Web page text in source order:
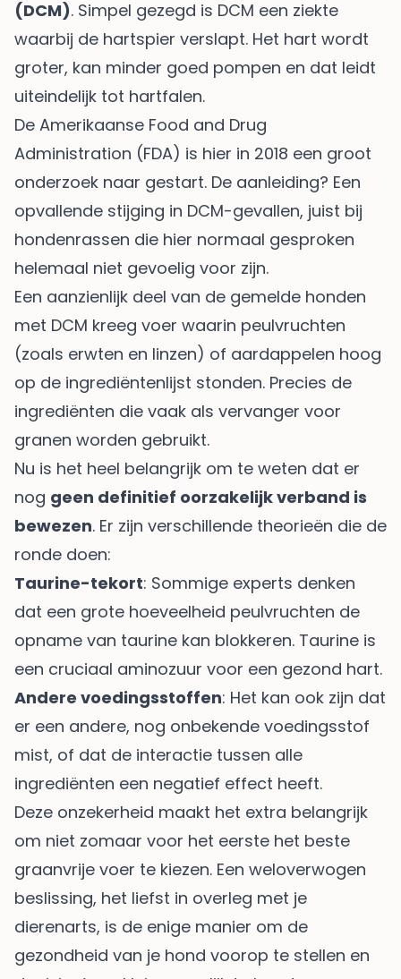
(DCM). Simpel gezegd is DCM een ziekte
waarbij de hartspier verslapt. Het hart wordt
groter, kan minder goed pompen en dat leidt
uiteindelijk tot hartfalen.
De Amerikaanse Food and Drug
Administration (FDA) is hier in 2018 een groot
onderzoek naar gestart. De aanleiding? Een
opvallende stijging in DCM-gevallen, juist bij
hondenrassen die hier normaal gesproken
helemaal niet gevoelig voor zijn.
Een aanzienlijk deel van de gemelde honden
met DCM kreeg voer waarin peulvruchten
(zoals erwten en linzen) of aardappelen hoog
op de ingrediëntenlijst stonden. Precies de
ingrediënten die vaak als vervanger voor
granen worden gebruikt.
Nu is het heel belangrijk om te weten dat er
nog geen definitief oorzakelijk verband is
bewezen. Er zijn verschillende theorieën die de
ronde doen:
Taurine-tekort: Sommige experts denken
dat een grote hoeveelheid peulvruchten de
opname van taurine kan blokkeren. Taurine is
een cruciaal aminozuur voor een gezond hart.
Andere voedingsstoffen: Het kan ook zijn dat
er een andere, nog onbekende voedingsstof
mist, of dat de interactie tussen alle
ingrediënten een negatief effect heeft.
Deze onzekerheid maakt het extra belangrijk
om niet zomaar voor het eerste het beste
graanvrije voer te kiezen. Een weloverwogen
beslissing, het liefst in overleg met je
dierenarts, is de enige manier om de
gezondheid van je hond voorop te stellen en